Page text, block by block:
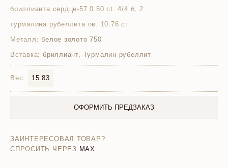
бриллианта сердце-57 0.50 ct. 4/4 б; 2
турмалина рубеллита ов. 10.76 ct.
Металл: белое золото 750
Вставка: бриллиант, Турмалин рубеллит
Вес: 15.83
ОФОРМИТЬ ПРЕДЗАКАЗ
ЗАИНТЕРЕСОВАЛ ТОВАР?
СПРОСИТЬ ЧЕРЕЗ MAX